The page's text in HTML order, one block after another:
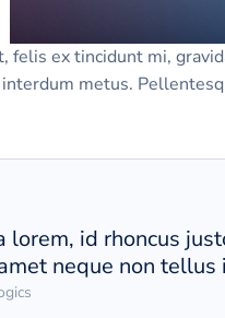
felis ex tincidunt mi,
metus.
lorem, id rhoncus
neque non